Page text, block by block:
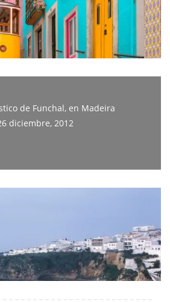
de Funchal, en Madeira
diciembre, 2012